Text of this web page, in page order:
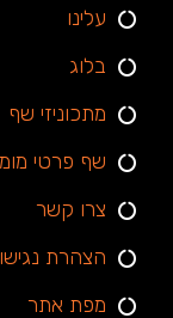
עלינו
בלוג
מתכוניזי שף
שף פרטי
צרו קשר
הצהרת
מפת אתר